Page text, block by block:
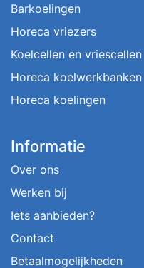
Barkoelingen
Horeca vriezers
Koelcellen en vriescellen
Horeca koelwerkbanken
Horeca koelingen
Informatie
Over ons
Werken bij
Iets aanbieden?
Contact
Betaalmogelijkheden